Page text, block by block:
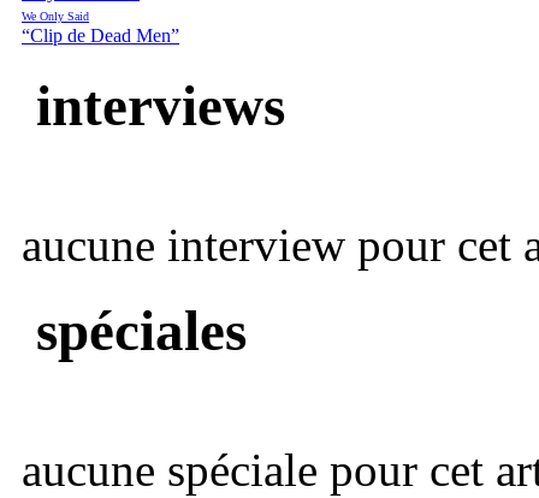
We Only Said
“Clip de Dead Men”
interviews
aucune interview pour cet
spéciales
aucune spéciale pour cet